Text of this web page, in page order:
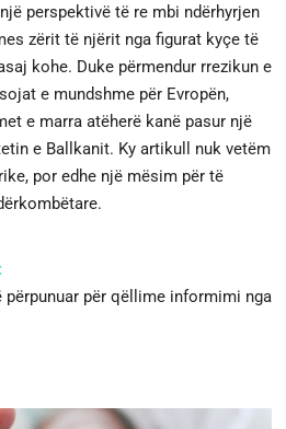
perspektivë të re mbi ndërhyrjen
zërit të njërit nga figurat kyçe të
kohe. Duke përmendur rrezikun e
e mundshme për Evropën,
e marra atëherë kanë pasur një
e Ballkanit. Ky artikull nuk vetëm
por edhe një mësim për të
përpunuar për qëllime informimi nga